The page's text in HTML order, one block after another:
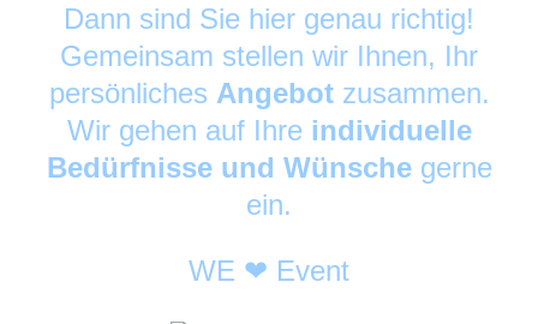
Dann sind Sie hier genau richtig!
Gemeinsam stellen wir Ihnen, Ihr
persönliches Angebot zusammen.
Wir gehen auf Ihre individuelle
Bedürfnisse und Wünschegerne
ein.
WE ❤ Event